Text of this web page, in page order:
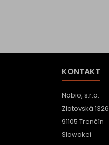
KONTAKT
Nobio, s.r.o.
Zlatovská 1326
91105 Trenčín
Slowakei